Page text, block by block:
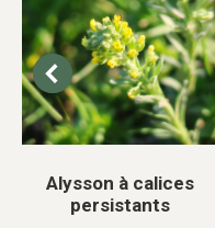
Alysson à calices
persistants